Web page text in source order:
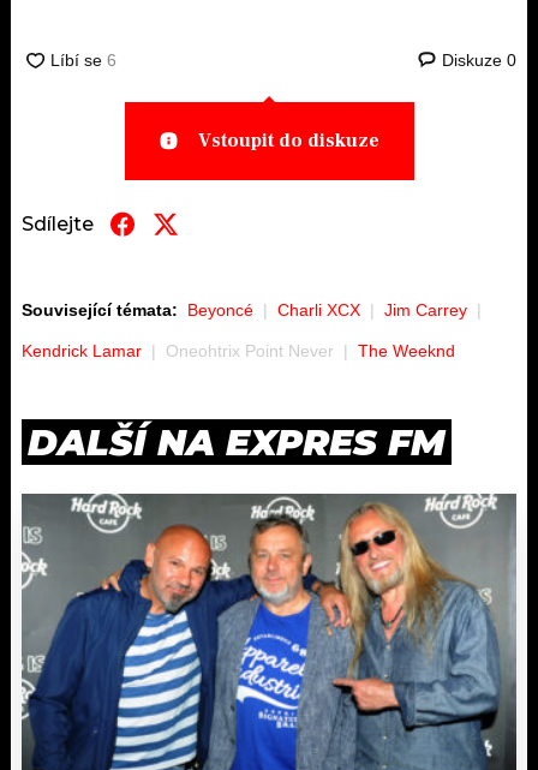
Diskuze 0
Vstoupit do diskuze
Sdílejte
Související témata: Beyoncé Charli XCX Jim Carrey
Kendrick Lamar Oneohtrix Point Never The Weeknd
DALŠÍ NA EXPRES FM